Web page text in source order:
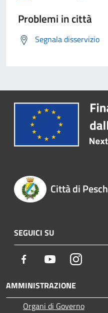
Problemi in città
Segnala disservizio
Città di
SEGUICI SU
Facebook Youtube
AMMINISTRAZIONE
Organi di Governo